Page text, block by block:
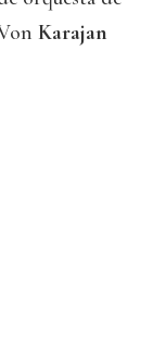
Karajan